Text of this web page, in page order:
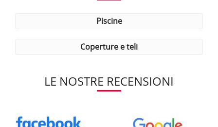
piscine
coperture e teli
LE NOSTRE RECENSIONI